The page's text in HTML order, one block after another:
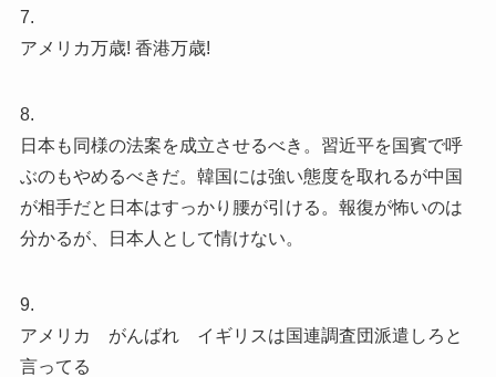
7.
アメリカ万歳! 香港万歳!
8.
日本も同様の法案を成立させるべき。習近平を国賓で呼
ぶのもやめるべきだ。韓国には強い態度を取れるが中国
が相手だと日本はすっかり腰が引ける。報復が怖いのは
分かるが、日本人として情けない。
9.
アメリカ がんばれ イギリスは国連調査団派遣しろと
言ってる